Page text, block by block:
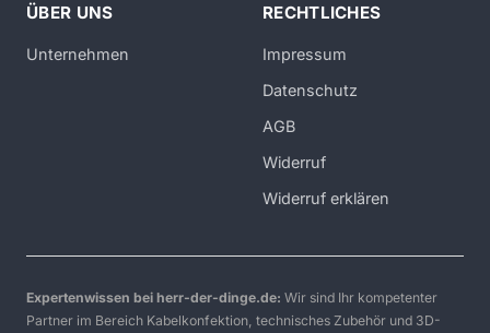
ÜBER UNS
Unternehmen
RECHTLICHES
Impressum
Datenschutz
AGB
Widerruf
Widerruf erklären
Expertenwissen bei herr-der-dinge.de: Wir sind Ihr kompetenter
Partner im Bereich Kabelkonfektion, technisches Zubehör und 3D-